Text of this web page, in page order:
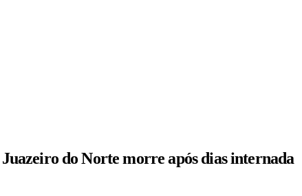
do Norte morre após dias internada